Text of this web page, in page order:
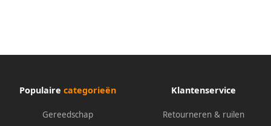
Populaire categorieën
Gereedschap
Klantenservice
Retourneren & ruilen